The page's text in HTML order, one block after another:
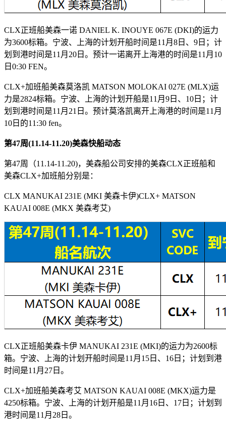
CLX正班船美森一诺 DANIEL K. INOUYE 067E (DKI)的运力
为3600标箱。宁波、上海的计划开船时间是11月8日、9日；计
划到港时间是11月20日。预计一诺离开上海港的时间是11月10
日0:30 FEN。
CLX+加班船美森莫洛凯 MATSON MOLOKAI 027E (MLX)运
力是2824标箱。宁波、上海的计划开船是11月9日、10日；计
划到港时间是11月21日。预计莫洛凯离开上海港的时间是11月
10日的11:30 fen。
第47周(11.14-11.20)美森快船动态
第47周（11.14-11.20)，美森船公司安排的美森CLX正班船和
美森CLX+加班船分别是：
CLX MANUKAI 231E (MKI 美森卡伊)CLX+ MATSON
KAUAI 008E (MKX 美森考艾)
CLX正班船美森卡伊 MANUKAI 231E (MKI)的运力为2600标
箱。宁波、上海的计划开船时间是11月15日、16日；计划到港
时间是11月27日。
CLX+加班船美森考艾 MATSON KAUAI 008E (MKX)运力是
4250标箱。宁波、上海的计划开船是11月16日、17日；计划到
港时间是11月28日。